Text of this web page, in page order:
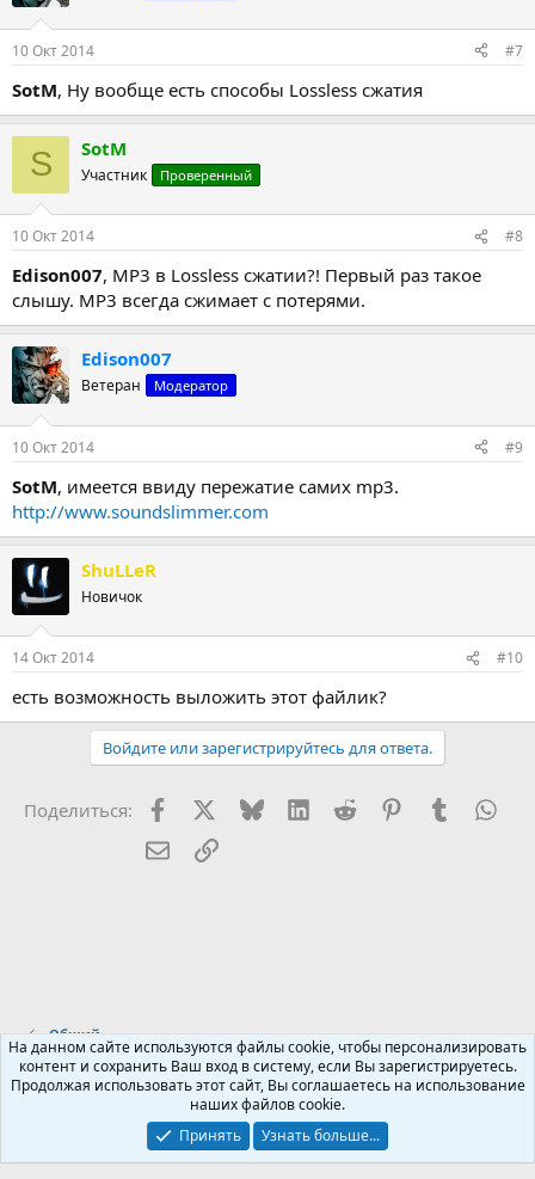
10 Окт 2014 #7
SotM, Ну вообще есть способы Lossless сжатия
S SotM
Участник Проверенный
10 Окт 2014 #8
Edison007, MP3 в Lossless сжатии?! Первый раз такое
слышу. MP3 всегда сжимает с потерями.
Edison007
Ветеран Модератор
10 Окт 2014 #9
SotM, имеется ввиду пережатие самих mp3.
http://www.soundslimmer.com
ShuLLeR
Новичок
14 Окт 2014 #10
есть возможность выложить этот файлик?
Войдите или зарегистрируйтесь для ответа.
Поделиться: FacebookX (Twitter)
BlueskyLinkedInReddit PinterestTumblr
Электронная почта
Ссылка
Общий
Russian (RU)
Условия и правила
Политика конфиденциальности
Помощь
На данном сайте используются файлы cookie, чтобы персонализировать
контент и сохранить Ваш вход в систему, если Вы зарегистрируетесь.
Продолжая использовать этот сайт, Вы соглашаетесь на использование
наших файлов cookie.
Принять
Узнать больше...